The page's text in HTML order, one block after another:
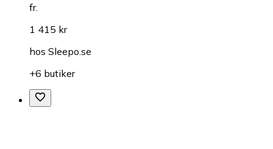
fr.
1 415 kr
hos Sleepo.se
+6 butiker